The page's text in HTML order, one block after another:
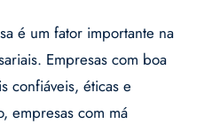
é um fator importante na
Empresas com boa
confiáveis, éticas e
empresas com má